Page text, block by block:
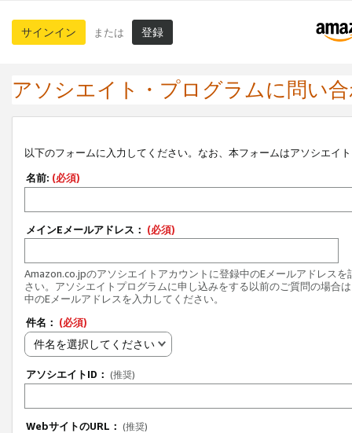
サインイン または 登録
アソシエイト・プログラムに問い
以下のフォームに入力してください。なお、本フォームはアソシエイ
名前: (必須)
メインEメールアドレス： (必須)
Amazon.co.jpのアソシエイトアカウントに登録中のEメールアドレスを
さい。アソシエイトプログラムに申し込みをする以前のご質問の場合
中のEメールアドレスを入力してください。
件名： (必須)
件名を選択してください
アソシエイトID： (推奨)
WebサイトのURL： (推奨)